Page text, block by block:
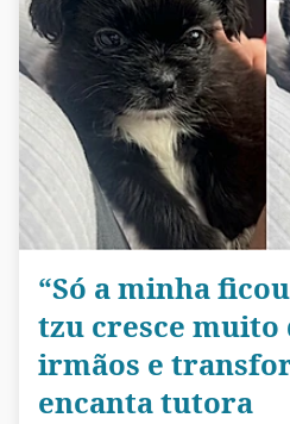
“Só a minha
tzu cresce
irmãos e
encanta tutora